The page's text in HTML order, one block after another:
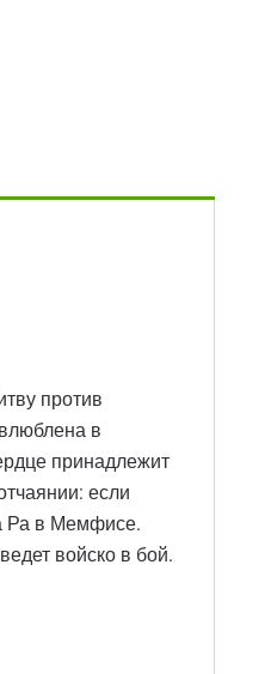
против
в
принадлежит
если
Ра в Мемфисе.
войско в бой.